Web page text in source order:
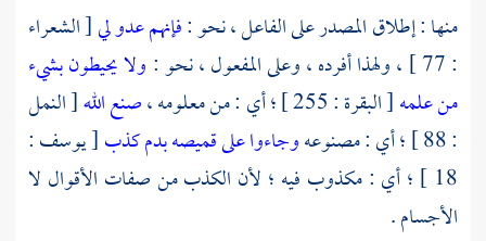
منها : إطلاق المصدر على الفاعل ، نحو :فإنهم عدو لي[ الشعراء
: 77 ] ، ولهذا أفرده ، وعلى المفعول ، نحو :
ولا يحيطون بشيء
من علمه[ البقرة : 255 ] ؛ أي : من معلومه ، صنع الله[ النمل
: 88 ] ؛ أي : مصنوعه
وجاءوا على قميصه بدم كذب[ يوسف :
18 ] ؛ أي : مكذوب فيه ؛ لأن الكذب من صفات الأقوال لا
الأجسام .